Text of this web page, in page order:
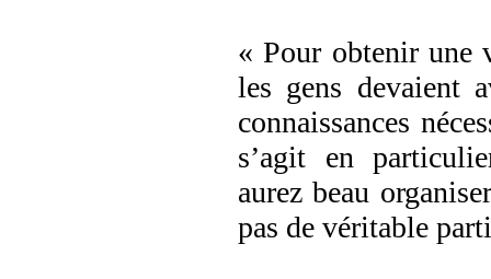
« Pour obtenir une
les gens devaient
connaissances
s’agit en
aurez beau
pas de véritable